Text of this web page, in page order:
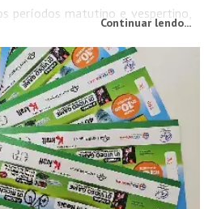
períodos matutino e vespertino,
atitudes de...
Continuar lendo...